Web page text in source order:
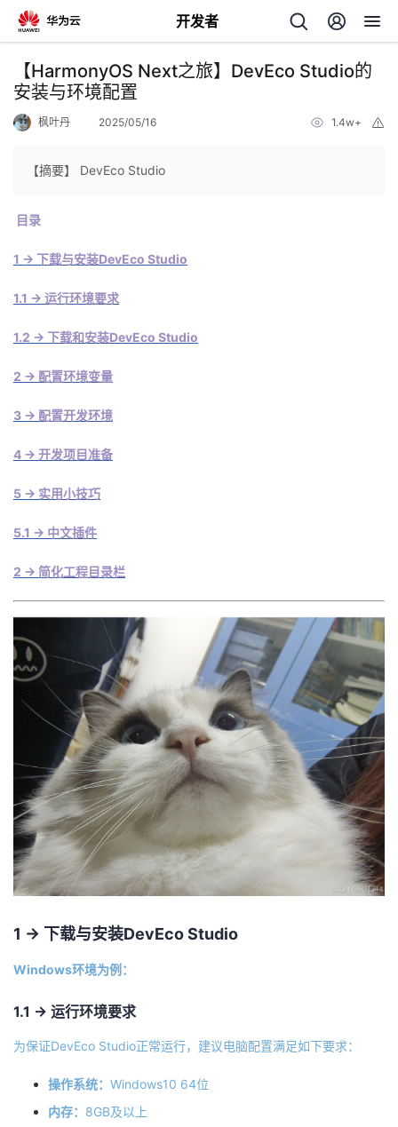
开发者
返
回
个
人
主
页
我
的
开
发
客
论
坛
的
圈
子
我
的
直
播
我
的
活
动
我
的
关
注
的
开
发
课
的
我
我
的
Programs
我
的
支
持
术
云
【HarmonyOS Next之旅】DevEco Studio的
安装与环境配置
枫叶丹 2025/05/16 1.4w+
【摘要】 DevEco Studio
目录
1 -> 下载与安装DevEco Studio
1.1 -> 运行环境要求
1.2 -> 下载和安装DevEco Studio
2 -> 配置环境变量
3 -> 配置开发环境
4 -> 开发项目准备
5 -> 实用小技巧
5.1 -> 中文插件
2 -> 简化工程目录栏
1 -> 下载与安装DevEco Studio
Windows环境为例：
1.1 -> 运行环境要求
为保证DevEco Studio正常运行，建议电脑配置满足如下要求：
操作系统： Windows10 64位
内存： 8GB及以上